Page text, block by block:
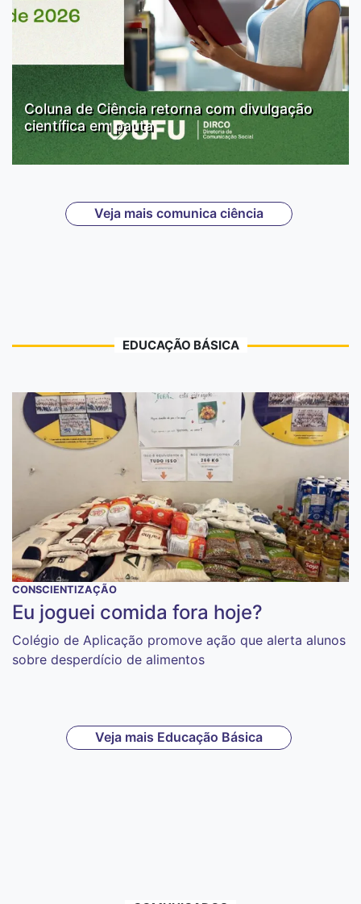
Coluna de Ciência retorna com divulgação
científica em pauta
Veja mais comunica ciência
EDUCAÇÃO BÁSICA
CONSCIENTIZAÇÃO
Eu joguei comida fora hoje?
Colégio de Aplicação promove ação que alerta alunos
sobre desperdício de alimentos
Veja mais Educação Básica